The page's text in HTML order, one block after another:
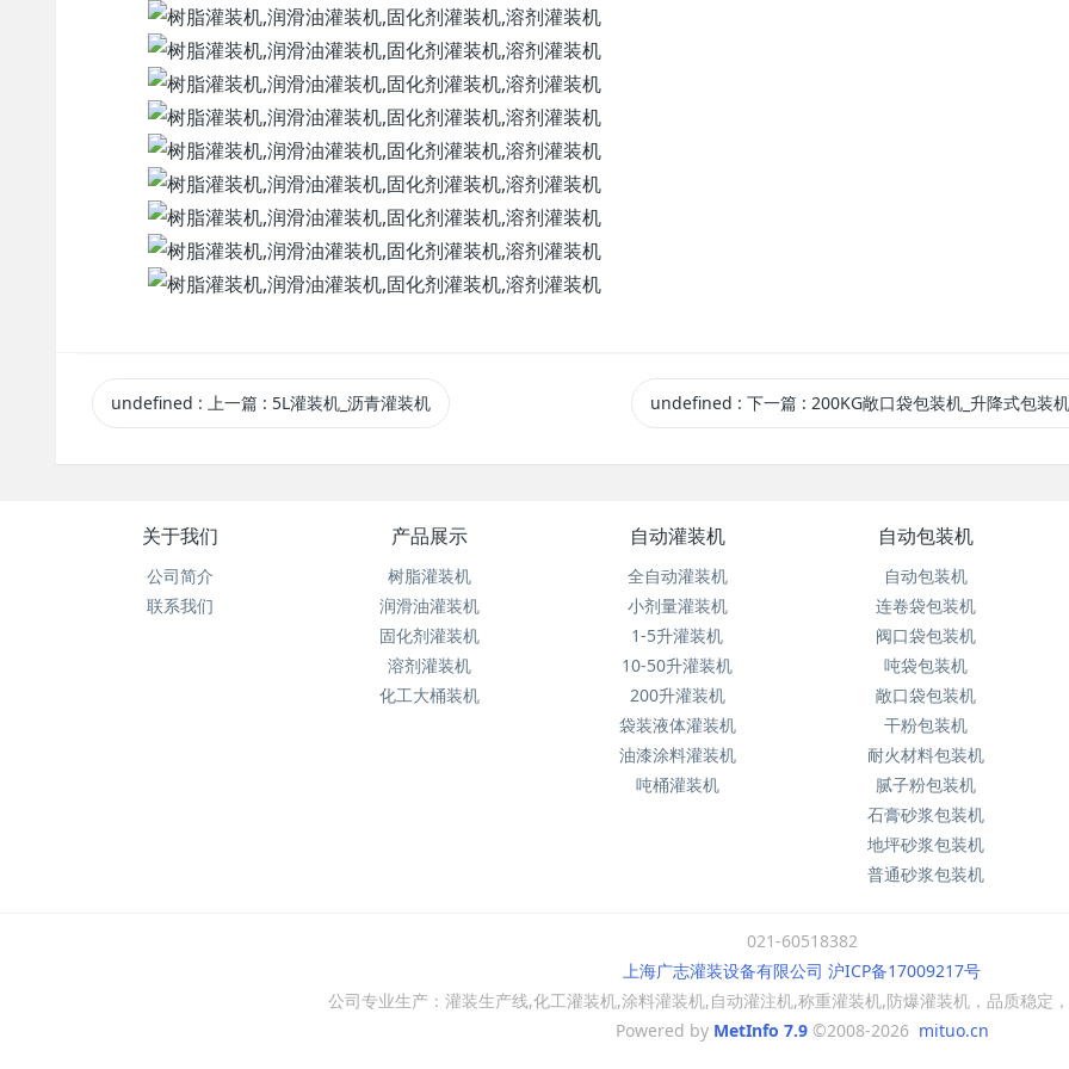
undefined : 上一篇 : 5L 灌装机 _沥青 灌装机 undefined : 下一篇 : 200KG敞口袋 包装机 _升降式 包装机 _防爆型
关于我们
公司简介
联系我们
产品展示
树脂灌装机
润滑油灌装机
固化剂灌装机
溶剂灌装机
化工大桶装机
自动灌装机
全自动灌装机
小剂量灌装机
1-5升灌装机
10-50升灌装机
200升灌装机
袋装液体灌装机
油漆涂料灌装机
吨桶灌装机
自动包装机
自动包装机
连卷袋包装机
阀口袋包装机
吨袋包装机
敞口袋包装机
干粉包装机
耐火材料包装机
腻子粉包装机
石膏砂浆包装机
地坪砂浆包装机
普通砂浆包装机
021-60518382
上海广志灌装设备有限公司 沪ICP备17009217号
公司专业生产：灌装生产线,化工灌装机,涂料灌装机,自动灌注机,称重灌装机,防爆灌装机，品质稳定
Powered by MetInfo 7.9©2008-2026 mituo.cn